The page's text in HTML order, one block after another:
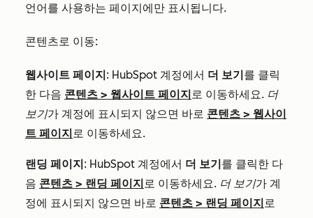
언어를 사용하는 페이지에만 표시됩니다.
콘텐츠로 이동:
웹사이트 페이지: HubSpot 계정에서 더 보기를 클릭
한 다음 콘텐츠 > 웹사이트 페이지로 이동하세요. 더
보기가 계정에 표시되지 않으면 바로 콘텐츠 > 웹사이
트 페이지로 이동하세요.
랜딩 페이지: HubSpot 계정에서 더 보기를 클릭한 다
음 콘텐츠 > 랜딩 페이지로 이동하세요. 더 보기가 계
정에 표시되지 않으면 바로 콘텐츠 > 랜딩 페이지로